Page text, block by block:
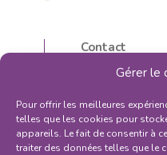
Gérer le
Pour offrir les meilleures
telles que les cookies pour
appareils. Le fait de consentir à
traiter des données telles que le
Contact
5, rue d’Isly
87000
05 55 32 59 16